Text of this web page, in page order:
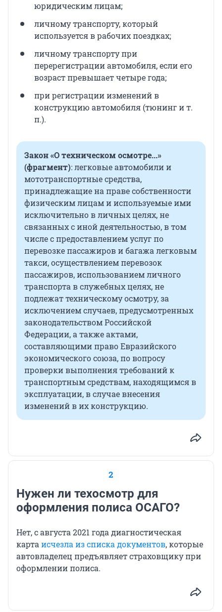
юридическим лицам;
личному транспорту, который
используется в рабочих поездках;
личному транспорту при
перерегистрации автомобиля, если его
возраст превышает четыре года;
при регистрации изменений в
конструкцию автомобиля (тюнинг и т.
п.).
Закон «О техническом осмотре...»
(фрагмент): легковые автомобили и
мототранспортные средства,
принадлежащие на праве собственности
физическим лицам и используемые ими
исключительно в личных целях, не
связанных с иной деятельностью, в том
числе с предоставлением услуг по
перевозке пассажиров и багажа легковым
такси, осуществлением перевозок
пассажиров, использованием личного
транспорта в служебных целях, не
подлежат техническому осмотру, за
исключением случаев, предусмотренных
законодательством Российской
Федерации, а также актами,
составляющими право Евразийского
экономического союза, по вопросу
проверки выполнения требований к
транспортным средствам, находящимся в
эксплуатации, в случае внесения
изменений в их конструкцию.
2
Нужен ли техосмотр для
оформления полиса ОСАГО?
Нет, с августа 2021 года диагностическая
карта исчезла из списка документов, которые
автовладелец предъявляет страховщику при
оформлении полиса.